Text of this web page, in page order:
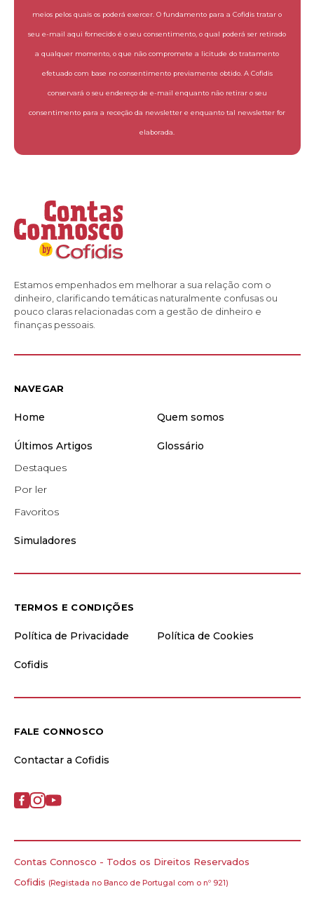
meios pelos quais os poderá exercer. O fundamento para a Cofidis tratar o
seu e-mail aqui fornecido é o seu consentimento, o qual poderá ser retirado
a qualquer momento, o que não compromete a licitude do tratamento
efetuado com base no consentimento previamente obtido. A Cofidis
conservará o seu endereço de e-mail enquanto não retirar o seu
consentimento para a receção da newsletter e enquanto tal newsletter for
elaborada.
Estamos empenhados em melhorar a sua relação com o
dinheiro, clarificando temáticas naturalmente confusas ou
pouco claras relacionadas com a gestão de dinheiro e
finanças pessoais.
NAVEGAR
Home Quem somos
Últimos Artigos
Destaques
Por ler
Favoritos
Glossário
Simuladores
TERMOS E CONDIÇÕES
Política de Privacidade Política de Cookies
Cofidis
FALE CONNOSCO
Contactar a Cofidis
Contas Connosco - Todos os Direitos Reservados
Cofidis (Registada no Banco de Portugal com o nº 921)